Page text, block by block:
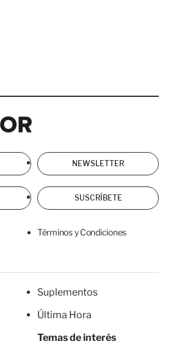
NEWSLETTER
SUSCRÍBETE
Términos y Condiciones
Suplementos
Última Hora
Temas de interés